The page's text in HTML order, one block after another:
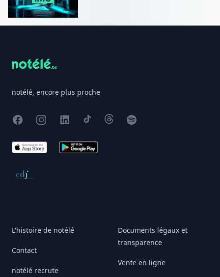
notélé, encore plus proche
FacebookInstagram
X TikTokThreadsSpotify
App Store Google Play
Conseil de déontologie journalistique
L'histoire de notélé
Contact
notélé recrute
Documents légaux et
transparence
Vente en ligne